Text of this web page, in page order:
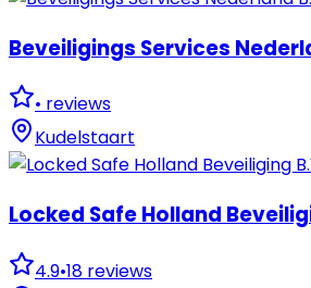
Beveiligings Services
• reviews
Kudelstaart
Locked Safe Holland
4.9•18 reviews